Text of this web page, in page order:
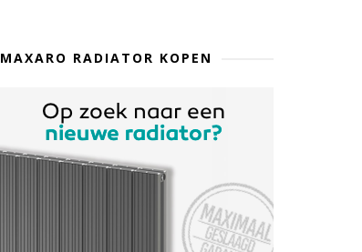
MAXARO RADIATOR KOPEN